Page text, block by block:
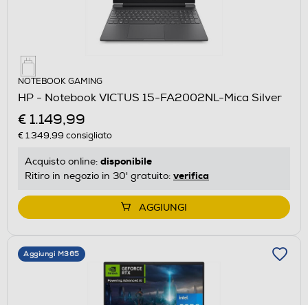
NOTEBOOK GAMING
HP - Notebook VICTUS 15-FA2002NL-Mica Silver
€ 1.149,99
€ 1.349,99 consigliato
Acquisto online: disponibile
Ritiro in negozio in 30' gratuito: verifica
AGGIUNGI
Aggiungi M365